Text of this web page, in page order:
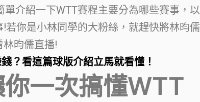
介紹一下WTT賽程主要分為哪些賽事，以
你是小林同學的大粉絲，就趕快將林昀儒
昀儒直播!
？看這篇球版介紹立馬就看懂！
一次搞懂WTT